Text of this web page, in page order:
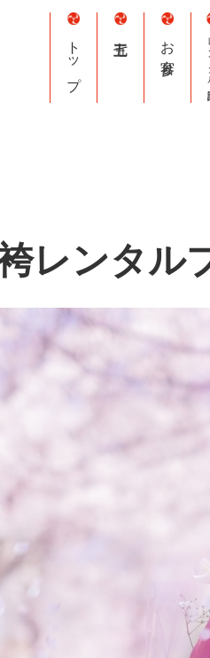
トップ お宮参り レ
レンタル